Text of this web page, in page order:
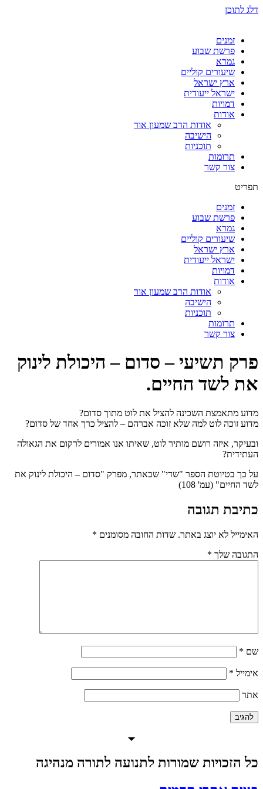
דלג לתוכן
זמנים
פרשת שבוע
גמרא
שיעורים קוליים
ארץ ישראל
ישראל ייעודית
דמויות
אודות
אודות הרב שמעון אור
הישיבה
תוכניות
תרומות
צור קשר
תפריט
זמנים
פרשת שבוע
גמרא
שיעורים קוליים
ארץ ישראל
ישראל ייעודית
דמויות
אודות
אודות הרב שמעון אור
הישיבה
תוכניות
תרומות
צור קשר
פרק תשיעי – סדום – היכולת לינוק
את לשד החיים.
מדוע מתאמצת השכינה להציל את לוט מתוך סדום?
מדוע זוכה לוט למה שלא זוכה אברהם – להציל כרך אחד של סדום?
ובעיקר, איזה רושם מותיר לוט, שאיתו אנו אמורים לרקום את הגאולה
העתידית?
על כך בטיוטת הספר "שדי" שבאתר, מפרק "סדום – היכולת לינוק את
לשד החיים" (עמ' 108)
כתיבת תגובה
האימייל לא יוצג באתר. שדות החובה מסומנים *
התגובה שלך *
שם *
אימייל *
אתר
כל הזכויות שמורות לתנועה לתורה מנהיגה